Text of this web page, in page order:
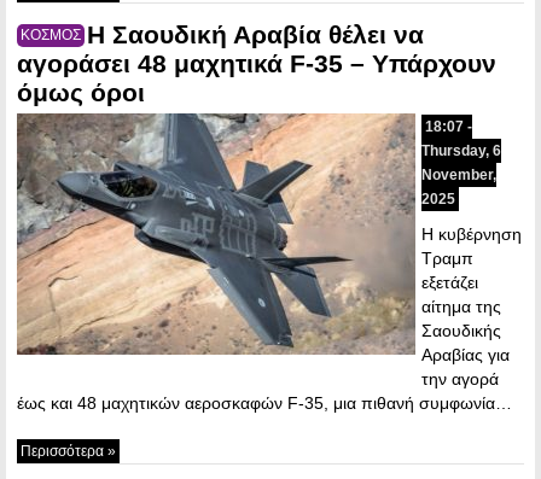
ΚΟΣΜΟΣ Η Σαουδική Αραβία θέλει να
αγοράσει 48 μαχητικά F-35 – Υπάρχουν
όμως όροι
18:07 -
Thursday, 6
November,
2025
Η κυβέρνηση
Τραμπ
εξετάζει
αίτημα της
Σαουδικής
Αραβίας για
την αγορά
έως και 48 μαχητικών αεροσκαφών F-35, μια πιθανή συμφωνία…
Περισσότερα »